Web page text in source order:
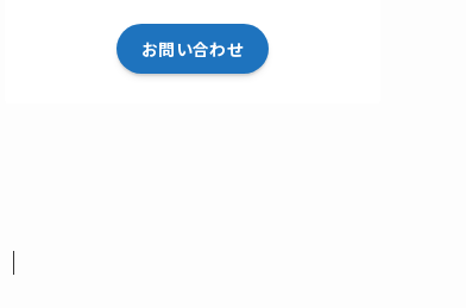
お問い合わせ